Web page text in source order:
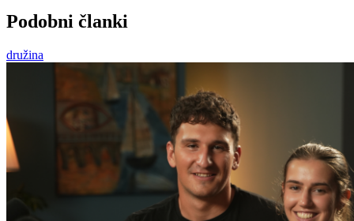
Podobni članki
družina